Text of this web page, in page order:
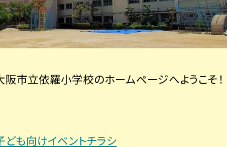
阪市立依羅小学校のホームページへようこそ！
ども向けイベントチラシ